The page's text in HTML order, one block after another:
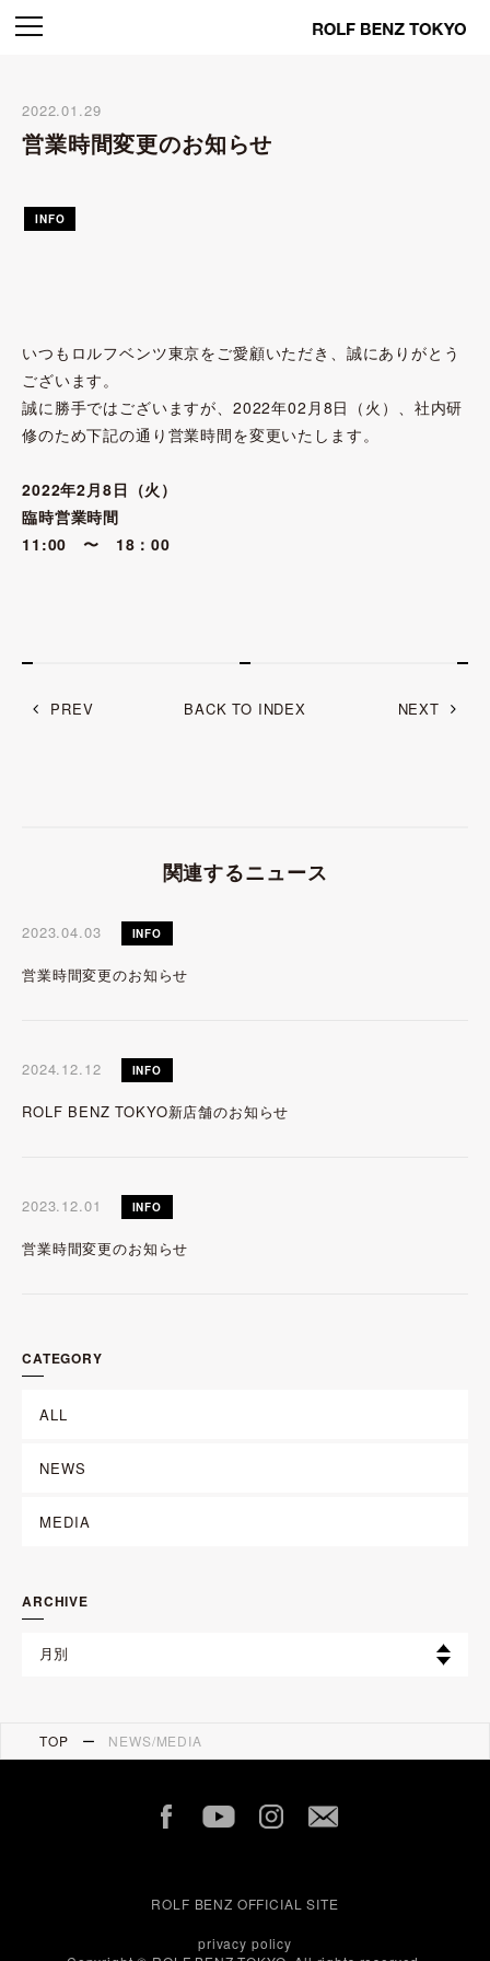
2022.01.29
営業時間変更のお知らせ
INFO
いつもロルフベンツ東京をご愛顧いただき、誠にありがとう
ございます。
誠に勝手ではございますが、2022年02月8日（火）、社内研
修のため下記の通り営業時間を変更いたします。
2022年2月8日（火）
臨時営業時間
11:00 〜 18：00
PREV BACK TO INDEX NEXT
関連するニュース
2023.04.03 INFO
営業時間変更のお知らせ
2024.12.12 INFO
ROLF BENZ TOKYO新店舗のお知らせ
2023.12.01 INFO
営業時間変更のお知らせ
CATEGORY
ALL
NEWS
MEDIA
ARCHIVE
TOP NEWS/MEDIA
ROLF BENZ OFFICIAL SITE
privacy policy